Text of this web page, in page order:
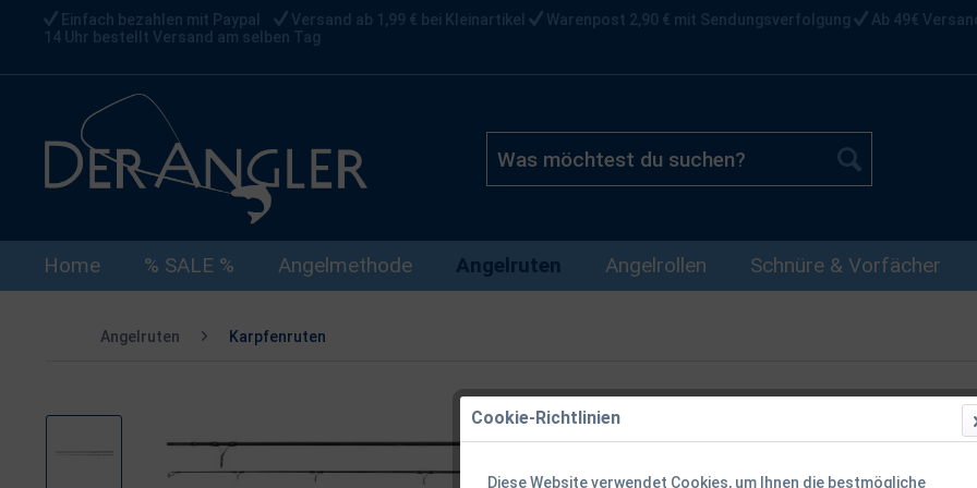
Einfach bezahlen mit Paypal Versand ab 1,99 € bei Kleinartikel Warenpost 2,90 € mit Sendungsverfolgung Ab 49€
14 Uhr bestellt Versand am selben Tag
Home % SALE % Angelmethode Angelruten Angelrollen Schnüre & Vorfächer
Angelruten Karpfenruten
Fox Horizon
ringing
Cookie-Richtlinien
Diese Website verwendet Cookies, um Ihnen die bestmögliche